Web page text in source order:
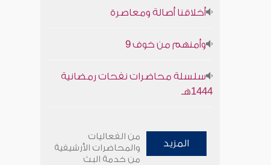
1444هـ
وأمنهم من خوف 9
المزيد
من الفعاليات
والمحاضرات الأرشيفية
من خدمة البث